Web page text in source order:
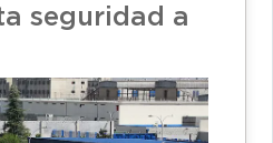
seguridad a